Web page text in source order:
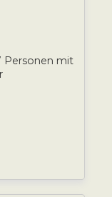
Personen mit